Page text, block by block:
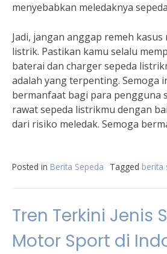
menyebabkan meledaknya
Jadi, jangan anggap remeh kasus
listrik. Pastikan kamu selalu
baterai dan charger sepeda
adalah yang terpenting. Semoga
bermanfaat bagi para pengguna
rawat sepeda listrikmu dengan
dari risiko meledak. Semoga
Posted in Berita Sepeda Tagged berita
Tren Terkini Jenis
Motor Sport di